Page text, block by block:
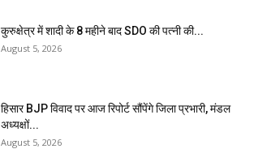
कुरुक्षेत्र में शादी के 8 महीने बाद SDO की पत्नी की...
August 5, 2026
हिसार BJP विवाद पर आज रिपोर्ट सौंपेंगे जिला प्रभारी, मंडल
अध्यक्षों...
August 5, 2026